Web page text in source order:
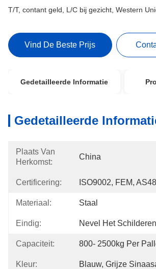
T/T, contant geld, L/C bij gezicht, Western
Vind De Beste Prijs
Gedetailleerde Informatie
Gedetailleerde
Plaats Van
Herkomst:
China
Certificering: ISO9002, FEM,
Materiaal: Staal
Eindig: Nevel Het Schilderen
Capaciteit: 800- 2500kg Per
Kleur: Blauw, Grijze